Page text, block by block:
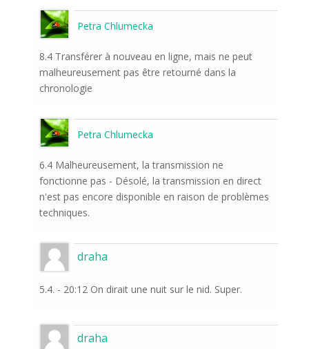
Petra Chlumecka
8.4 Transférer à nouveau en ligne, mais ne peut
malheureusement pas être retourné dans la
chronologie
Petra Chlumecka
6.4 Malheureusement, la transmission ne
fonctionne pas - Désolé, la transmission en direct
n'est pas encore disponible en raison de problèmes
techniques.
draha
5.4. - 20:12 On dirait une nuit sur le nid. Super.
draha